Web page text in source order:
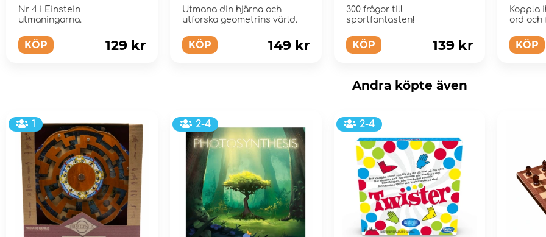
Nr 4 i Einstein
utmaningarna.
KÖP 129 kr
Tangram Puzzle
Utmana din hjärna och
utforska geometrins värld.
KÖP 149 kr
300 frågor till
sportfantasten!
KÖP 139 kr
Koppla
ord och
KÖP
Andra köpte även
1 2-4 2-4